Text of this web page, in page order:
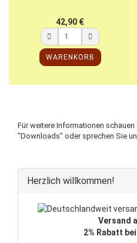
42,90 €
WARENKORB
Für weitere Informationen
"Downloads" oder sprechen Sie
Herzlich willkommen!
Versand
2% Rabatt